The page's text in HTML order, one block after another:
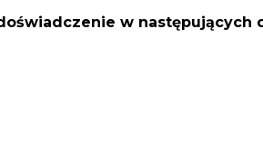
w następujących